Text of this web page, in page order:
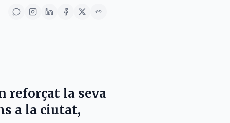
reforçat la seva
a la ciutat,